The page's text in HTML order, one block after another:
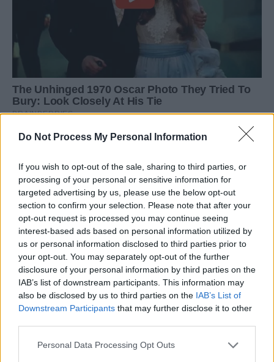
Do Not Process My Personal Information
If you wish to opt-out of the sale, sharing to third parties, or
processing of your personal or sensitive information for
targeted advertising by us, please use the below opt-out
section to confirm your selection. Please note that after your
opt-out request is processed you may continue seeing
interest-based ads based on personal information utilized by
us or personal information disclosed to third parties prior to
your opt-out. You may separately opt-out of the further
disclosure of your personal information by third parties on the
IAB’s list of downstream participants. This information may
also be disclosed by us to third parties on the IAB’s List of
Downstream Participants that may further disclose it to other
Personal Data Processing Opt Outs